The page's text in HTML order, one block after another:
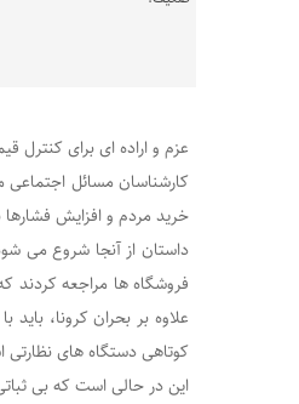
عزم و اراده ای برای
کارشناسان مسائل
خرید مردم و افزایش
داستان از آنجا شروع می
فروشگاه ها مراجعه کردند
علاوه بر بحران کرونا،
کوتاهی دستگاه های
این در حالی است که بی